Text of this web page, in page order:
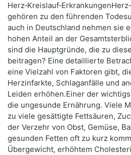
gehören zu den führenden
auch in Deutschland nehmen sie
hohen Anteil an der
sind die Hauptgründe, die zu
beitragen? Eine detaillierte
eine Vielzahl von Faktoren gibt,
Herzinfarkte, Schlaganfälle und
Leiden erhöhen.Einer der
die ungesunde Ernährung. Viele
zu viele gesättigte Fettsäuren,
der Verzehr von Obst, Gemüse,
gesunden Fetten oft zu kurz
Übergewicht, erhöhtem